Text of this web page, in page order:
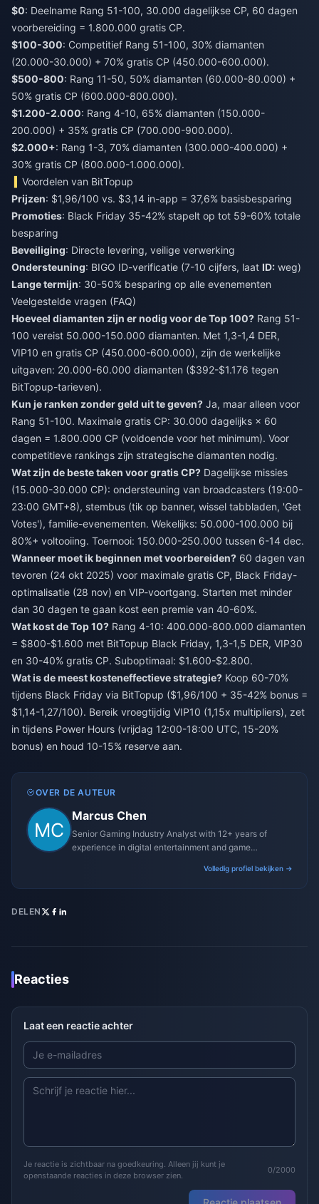
$0: Deelname Rang 51-100, 30.000 dagelijkse CP, 60 dagen
voorbereiding = 1.800.000 gratis CP.
$100-300: Competitief Rang 51-100, 30% diamanten
(20.000-30.000) + 70% gratis CP (450.000-600.000).
$500-800: Rang 11-50, 50% diamanten (60.000-80.000) +
50% gratis CP (600.000-800.000).
$1.200-2.000: Rang 4-10, 65% diamanten (150.000-
200.000) + 35% gratis CP (700.000-900.000).
$2.000+: Rang 1-3, 70% diamanten (300.000-400.000) +
30% gratis CP (800.000-1.000.000).
Voordelen van BitTopup
Prijzen: $1,96/100 vs. $3,14 in-app = 37,6% basisbesparing
Promoties: Black Friday 35-42% stapelt op tot 59-60% totale
besparing
Beveiliging: Directe levering, veilige verwerking
Ondersteuning: BIGO ID-verificatie (7-10 cijfers, laat ID: weg)
Lange termijn: 30-50% besparing op alle evenementen
Veelgestelde vragen (FAQ)
Hoeveel diamanten zijn er nodig voor de Top 100? Rang 51-
100 vereist 50.000-150.000 diamanten. Met 1,3-1,4 DER,
VIP10 en gratis CP (450.000-600.000), zijn de werkelijke
uitgaven: 20.000-60.000 diamanten ($392-$1.176 tegen
BitTopup-tarieven).
Kun je ranken zonder geld uit te geven? Ja, maar alleen voor
Rang 51-100. Maximale gratis CP: 30.000 dagelijks × 60
dagen = 1.800.000 CP (voldoende voor het minimum). Voor
competitieve rankings zijn strategische diamanten nodig.
Wat zijn de beste taken voor gratis CP? Dagelijkse missies
(15.000-30.000 CP): ondersteuning van broadcasters (19:00-
23:00 GMT+8), stembus (tik op banner, wissel tabbladen, 'Get
Votes'), familie-evenementen. Wekelijks: 50.000-100.000 bij
80%+ voltooiing. Toernooi: 150.000-250.000 tussen 6-14 dec.
Wanneer moet ik beginnen met voorbereiden? 60 dagen van
tevoren (24 okt 2025) voor maximale gratis CP, Black Friday-
optimalisatie (28 nov) en VIP-voortgang. Starten met minder
dan 30 dagen te gaan kost een premie van 40-60%.
Wat kost de Top 10? Rang 4-10: 400.000-800.000 diamanten
= $800-$1.600 met BitTopup Black Friday, 1,3-1,5 DER, VIP30
en 30-40% gratis CP. Suboptimaal: $1.600-$2.800.
Wat is de meest kosteneffectieve strategie? Koop 60-70%
tijdens Black Friday via BitTopup ($1,96/100 + 35-42% bonus =
$1,14-1,27/100). Bereik vroegtijdig VIP10 (1,15x multipliers), zet
in tijdens Power Hours (vrijdag 12:00-18:00 UTC, 15-20%
bonus) en houd 10-15% reserve aan.
OVER DE AUTEUR
Marcus Chen
Senior Gaming Industry Analyst with 12+ years of
experience in digital entertainment and game
Volledig profiel bekijken →
DELEN
Reacties
Laat een reactie achter
Je reactie is zichtbaar na goedkeuring. Alleen jij kunt je
openstaande reacties in deze browser zien.
0/2000